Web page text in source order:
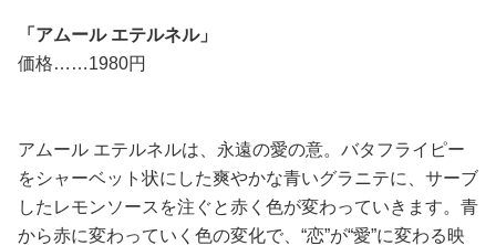
「アムール エテルネル」
価格……1980円
アムール エテルネルは、永遠の愛の意。バタフライピー
をシャーベット状にした爽やかな青いグラニテに、サーブ
したレモンソースを注ぐと赤く色が変わっていきます。青
から赤に変わっていく色の変化で、“恋”が“愛”に変わる映